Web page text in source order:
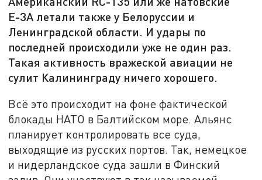
Е-3А летали также у Белоруссии и
Ленинградской области. И удары по
последней происходили уже не один раз.
Такая активность вражеской авиации не
сулит Калининграду ничего хорошего.
Всё это происходит на фоне фактической
блокады НАТО в Балтийском море. Альянс
планирует контролировать все суда,
выходящие из русских портов. Так, немецкое
и нидерландское суда зашли в Финский